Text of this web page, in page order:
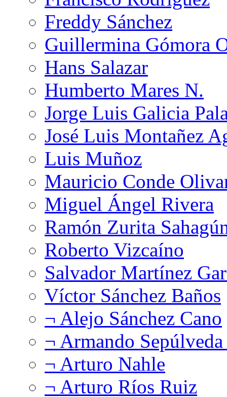
Freddy Sánchez
Guillermina Gómora
Hans Salazar
Humberto Mares N.
Jorge Luis Galicia
José Luis Montañez
Luis Muñoz
Mauricio Conde
Miguel Ángel Rivera
Ramón Zurita
Roberto Vizcaíno
Salvador Martínez
Víctor Sánchez Baños
¬ Alejo Sánchez Cano
¬ Armando
¬ Arturo Nahle
¬ Arturo Ríos Ruiz